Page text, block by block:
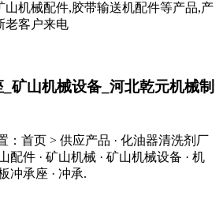
山机械配件,胶带输送机配件等产品,产
老客户来电
矿山机械设备_河北乾元机械制
：首页 > 供应产品 · 化油器清洗剂厂
配件 · 矿山机械 · 矿山机械设备 · 机
冲承座 · 冲承.